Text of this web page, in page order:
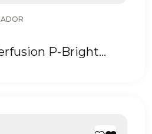
P-Bright